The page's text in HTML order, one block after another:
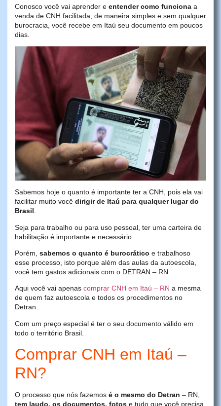
Conosco você vai aprender e entender como funciona a
venda de CNH facilitada, de maneira simples e sem qualquer
burocracia, você recebe em Itaú seu documento em poucos
dias.
Sabemos hoje o quanto é importante ter a CNH, pois ela vai
facilitar muito você dirigir de Itaú para qualquer lugar do
Brasil.
Seja para trabalho ou para uso pessoal, ter uma carteira de
habilitação é importante e necessário.
Porém, sabemos o quanto é burocrático e trabalhoso
esse processo, isto porque além das aulas da autoescola,
você tem gastos adicionais com o DETRAN – RN.
Aqui você vai apenas comprar CNH em Itaú – RN a mesma
de quem faz autoescola e todos os procedimentos no
Detran.
Com um preço especial é ter o seu documento válido em
todo o território Brasil.
Comprar CNH em Itaú –
RN?
O processo que nós fazemos é o mesmo do Detran – RN,
tem laudo, os documentos, fotos e tudo que você precisa